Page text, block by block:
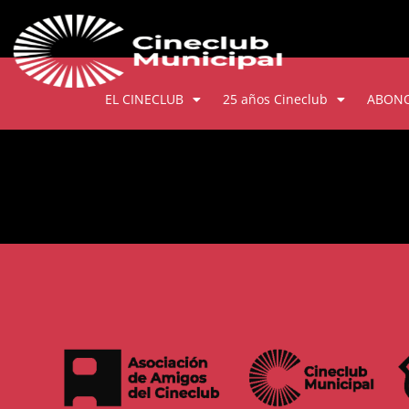
EL CINECLUB 25 años Cineclub